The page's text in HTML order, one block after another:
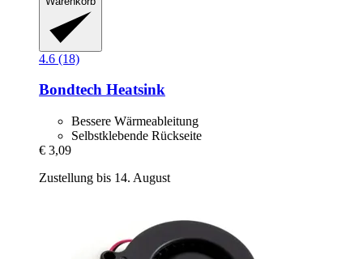
4.6 (18)
Bondtech Heatsink
Bessere Wärmeableitung
Selbstklebende Rückseite
€ 3,09
Zustellung bis 14. August